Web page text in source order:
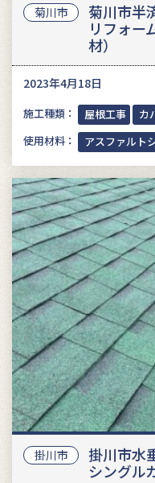
菊川市
菊川市
リフォー
材）
2023年4月18日
施工種類： 屋根工事
カ
使用材料：
アスファルト
掛川市
掛川市水
シングル